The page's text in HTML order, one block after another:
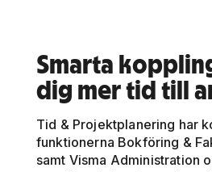
Smarta
dig mer tid till
Tid & Projektplanering har
funktionerna Bokföring &
samt Visma Administration